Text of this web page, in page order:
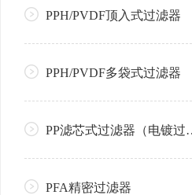
PPH/PVDF顶入式过滤器
PPH/PVDF多袋式过滤器
PP滤芯式过滤器（电镀过滤器系列）
PFA精密过滤器